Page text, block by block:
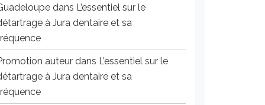
dans L’essentiel sur le
à Jura dentaire et sa
auteur dans L’essentiel sur le
à Jura dentaire et sa